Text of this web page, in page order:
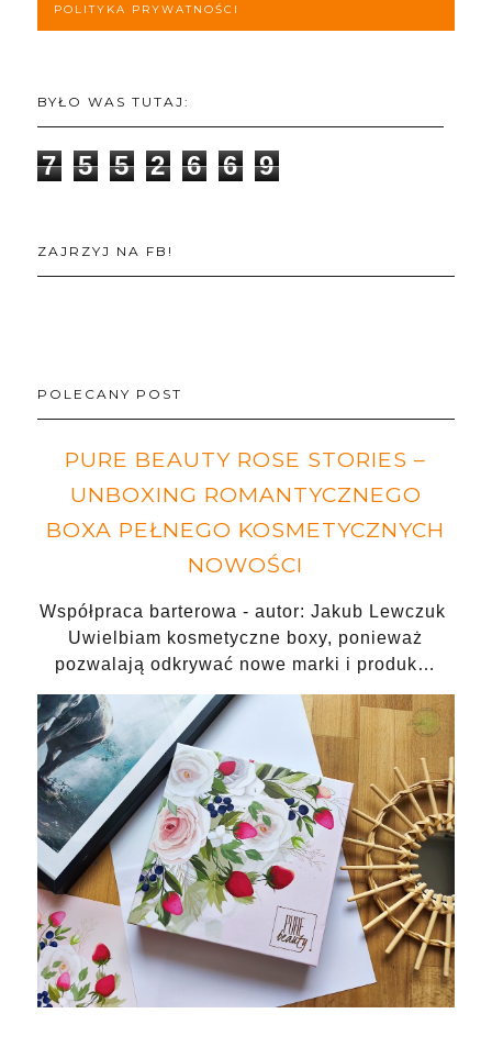
POLITYKA PRYWATNOŚCI
BYŁO WAS TUTAJ:
7 5 5 2 6 6 9
ZAJRZYJ NA FB!
POLECANY POST
PURE BEAUTY ROSE STORIES –
UNBOXING ROMANTYCZNEGO
BOXA PEŁNEGO KOSMETYCZNYCH
NOWOŚCI
Współpraca barterowa - autor: Jakub Lewczuk
Uwielbiam kosmetyczne boxy, ponieważ
pozwalają odkrywać nowe marki i produk…